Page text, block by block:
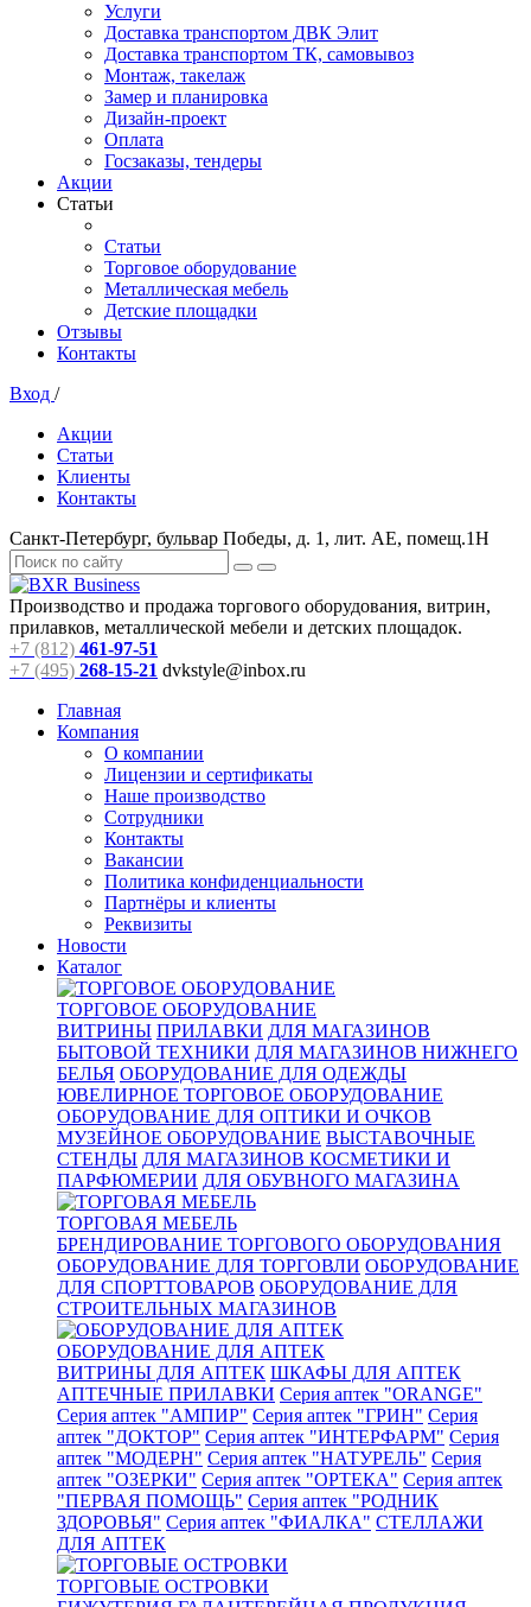
Услуги
Доставка транспортом ДВК Элит
Доставка транспортом ТК, самовывоз
Монтаж, такелаж
Замер и планировка
Дизайн-проект
Оплата
Госзаказы, тендеры
Акции
Статьи
Статьи
Торговое оборудование
Металлическая мебель
Детские площадки
Отзывы
Контакты
Вход /
Акции
Статьи
Клиенты
Контакты
Санкт-Петербург, бульвар Победы, д. 1, лит. АЕ, помещ.1Н
Производство и продажа торгового оборудования, витрин,
прилавков, металлической мебели и детских площадок.
+7 (812) 461-97-51
+7 (495) 268-15-21 dvkstyle@inbox.ru
Главная
Компания
О компании
Лицензии и сертификаты
Наше производство
Сотрудники
Контакты
Вакансии
Политика конфиденциальности
Партнёры и клиенты
Реквизиты
Новости
Каталог
ТОРГОВОЕ ОБОРУДОВАНИЕ
ВИТРИНЫ ПРИЛАВКИ ДЛЯ МАГАЗИНОВ
БЫТОВОЙ ТЕХНИКИ ДЛЯ МАГАЗИНОВ НИЖНЕГО
БЕЛЬЯ ОБОРУДОВАНИЕ ДЛЯ ОДЕЖДЫ
ЮВЕЛИРНОЕ ТОРГОВОЕ ОБОРУДОВАНИЕ
ОБОРУДОВАНИЕ ДЛЯ ОПТИКИ И ОЧКОВ
МУЗЕЙНОЕ ОБОРУДОВАНИЕ ВЫСТАВОЧНЫЕ
СТЕНДЫ ДЛЯ МАГАЗИНОВ КОСМЕТИКИ И
ПАРФЮМЕРИИ ДЛЯ ОБУВНОГО МАГАЗИНА
ТОРГОВАЯ МЕБЕЛЬ
БРЕНДИРОВАНИЕ ТОРГОВОГО ОБОРУДОВАНИЯ
ОБОРУДОВАНИЕ ДЛЯ ТОРГОВЛИ ОБОРУДОВАНИЕ
ДЛЯ СПОРТТОВАРОВ ОБОРУДОВАНИЕ ДЛЯ
СТРОИТЕЛЬНЫХ МАГАЗИНОВ
ОБОРУДОВАНИЕ ДЛЯ АПТЕК
ВИТРИНЫ ДЛЯ АПТЕК ШКАФЫ ДЛЯ АПТЕК
АПТЕЧНЫЕ ПРИЛАВКИ Серия аптек "ORANGE"
Серия аптек "АМПИР" Серия аптек "ГРИН" Серия
аптек "ДОКТОР" Серия аптек "ИНТЕРФАРМ" Серия
аптек "МОДЕРН" Серия аптек "НАТУРЕЛЬ" Серия
аптек "ОЗЕРКИ" Серия аптек "ОРТЕКА" Серия аптек
"ПЕРВАЯ ПОМОЩЬ" Серия аптек "РОДНИК
ЗДОРОВЬЯ" Серия аптек "ФИАЛКА" СТЕЛЛАЖИ
ДЛЯ АПТЕК
ТОРГОВЫЕ ОСТРОВКИ